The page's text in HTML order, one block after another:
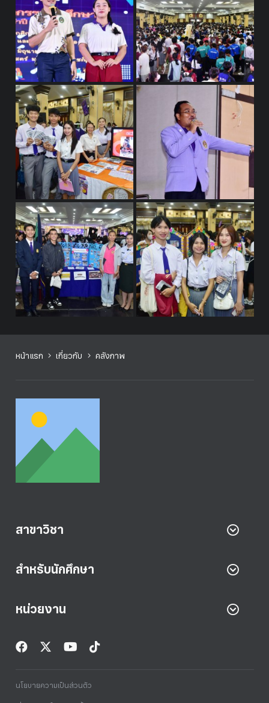
หน้าแรก เกี่ยวกับ คลังภาพ
สาขาวิชา
สำหรับนักศึกษา
หน่วยงาน
นโยบายความเป็นส่วนตัว